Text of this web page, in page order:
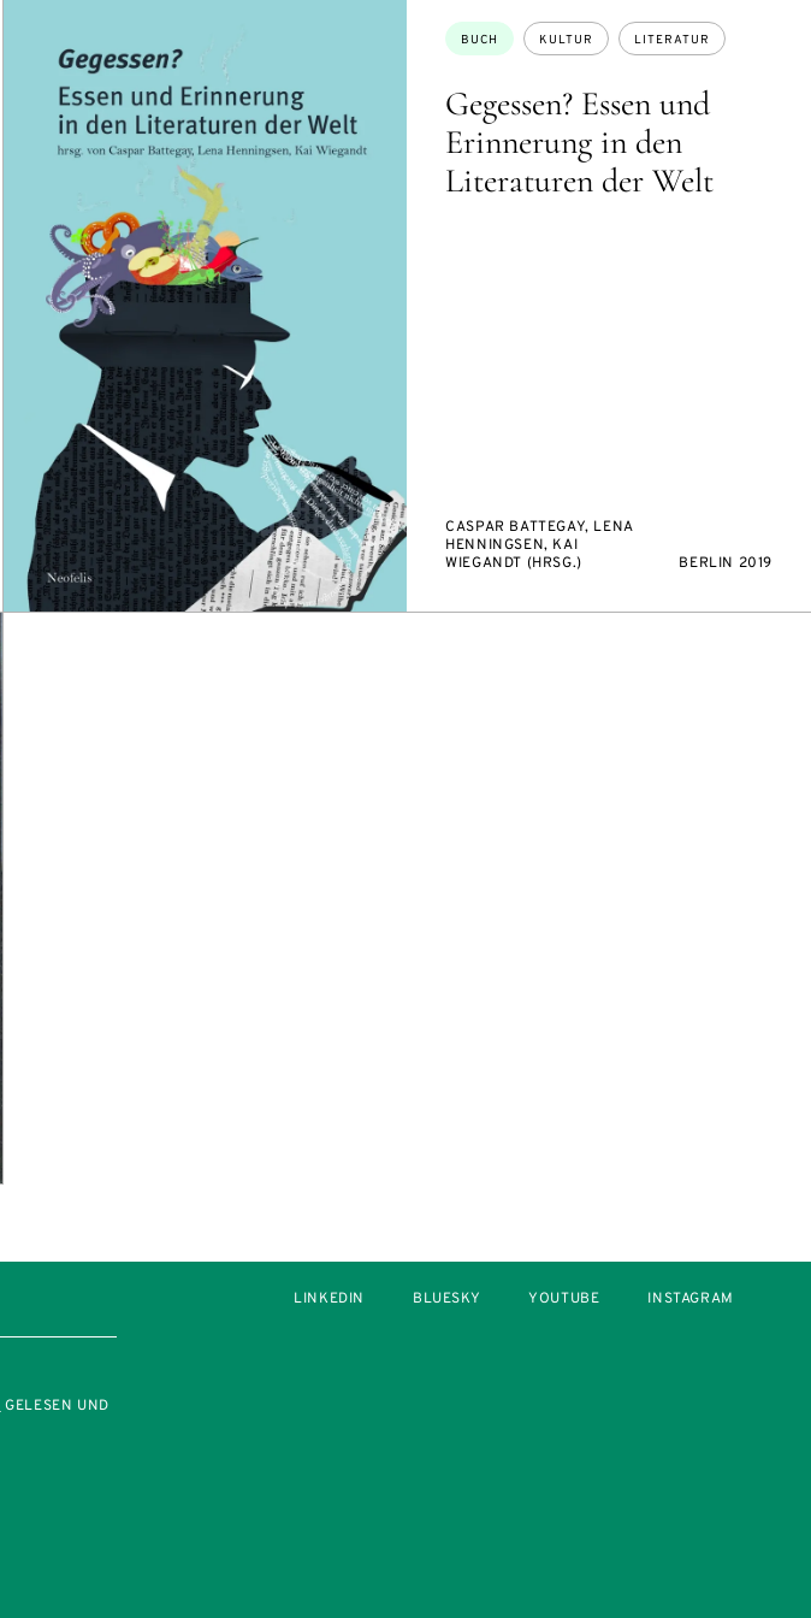
Gegessen? Essen und
Erinnerung in den
Literaturen der Welt
Themen:
BUCH KULTUR LITERATUR
CASPAR BATTEGAY, LENA
HENNINGSEN, KAI
WIEGANDT (HRSG.)
BERLIN 2019
GELESEN UND
LINKEDIN BLUESKY YOUTUBE INSTAGRAM